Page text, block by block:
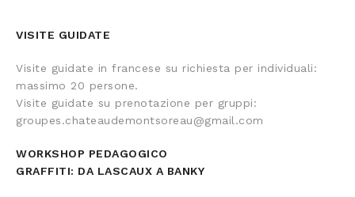
VISITE GUIDATE
Visite guidate in francese su richiesta per individuali:
massimo 20 persone.
Visite guidate su prenotazione per gruppi:
groupes.chateaudemontsoreau@gmail.com
WORKSHOP PEDAGOGICO
GRAFFITI: DA LASCAUX A BANKY